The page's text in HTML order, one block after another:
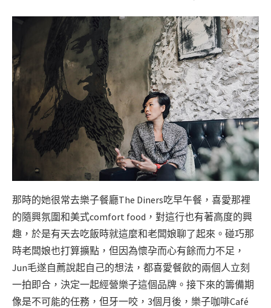
那時的她很常去樂子餐廳The Diners吃早午餐，喜愛那裡
的隨興氛圍和美式comfort food，對這行也有著高度的興
趣，於是有天去吃飯時就這麼和老闆娘聊了起來。碰巧那
時老闆娘也打算擴點，但因為懷孕而心有餘而力不足，
Jun毛遂自薦說起自己的想法，都喜愛餐飲的兩個人立刻
一拍即合，決定一起經營樂子這個品牌。接下來的籌備期
像是不可能的任務，但牙一咬，3個月後，樂子咖啡Café